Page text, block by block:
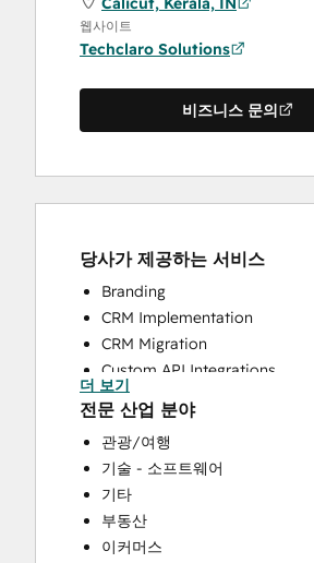
웹사이트
Techclaro Solutions
비즈니스 문의
당사가 제공하는 서비스
Branding
CRM Implementation
CRM Migration
Custom API Integrations
Knowledge Base Development
Search Engine Optimization
Website Design
Website Development
Website Migration
더 보기
전문 산업 분야
관광/여행
기술 - 소프트웨어
기타
부동산
이커머스